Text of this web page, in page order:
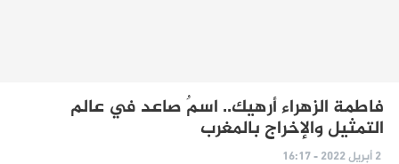
فاطمة الزهراء أرهيك.. اسمٌ صاعد في عالم
التمثيل والإخراج بالمغرب
2 أبريل 2022 - 16:17